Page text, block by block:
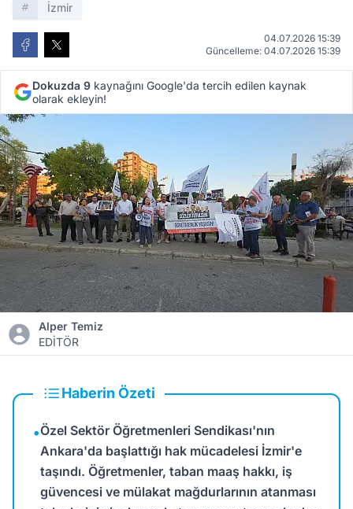
İzmir
04.07.2026 15:39
Güncelleme: 04.07.2026 15:39
Dokuzda 9 kaynağını Google'da tercih edilen kaynak
olarak ekleyin!
Alper Temiz
EDİTÖR
Haberin Özeti
•Özel Sektör Öğretmenleri Sendikası'nın
Ankara'da başlattığı hak mücadelesi İzmir'e
taşındı. Öğretmenler, taban maaş hakkı, iş
güvencesi ve mülakat mağdurlarının atanması